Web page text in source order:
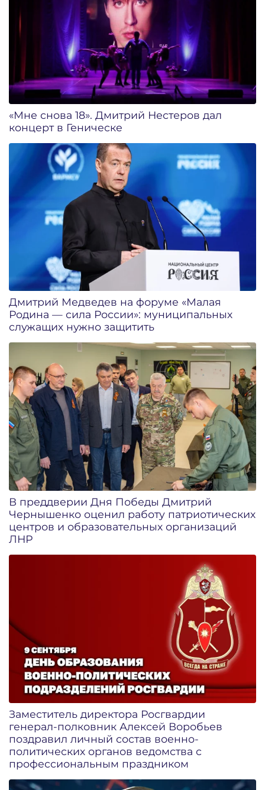
«Мне снова 18». Дмитрий Нестеров дал
концерт в Геническе
Дмитрий Медведев на форуме «Малая
Родина — сила России»: муниципальных
служащих нужно защитить
В преддверии Дня Победы Дмитрий
Чернышенко оценил работу патриотических
центров и образовательных организаций
ЛНР
Заместитель директора Росгвардии
генерал-полковник Алексей Воробьев
поздравил личный состав военно-
политических органов ведомства с
профессиональным праздником